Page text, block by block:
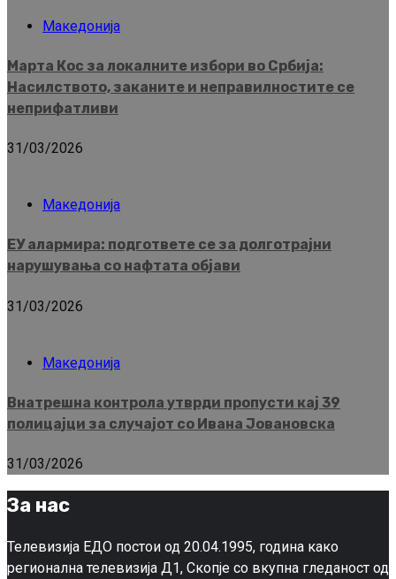
Македонија
Марта Кос за локалните избори во Србија:
Насилството, заканите и неправилностите се
неприфатливи
31/03/2026
Македонија
ЕУ алармира: подгответе се за долготрајни
нарушувања со нафтата објави
31/03/2026
Македонија
Внатрешна контрола утврди пропусти кај 39
полицајци за случајот со Ивана Јовановска
31/03/2026
За нас
Телевизија ЕДО постои од 20.04.1995, година како
регионална телевизија Д1, Скопје со вкупна гледаност од